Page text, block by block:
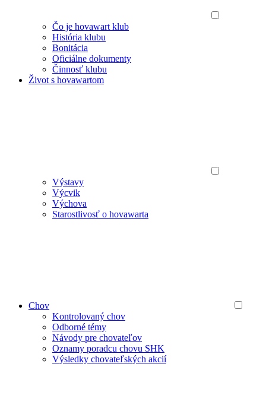
Čo je hovawart klub
História klubu
Bonitácia
Oficiálne dokumenty
Činnosť klubu
Život s hovawartom
Výstavy
Výcvik
Výchova
Starostlivosť o hovawarta
Chov
Kontrolovaný chov
Odborné témy
Návody pre chovateľov
Oznamy poradcu chovu SHK
Výsledky chovateľských akcií